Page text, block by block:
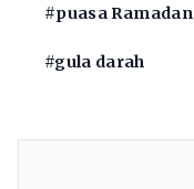
#puasa Ramadan
#gula darah